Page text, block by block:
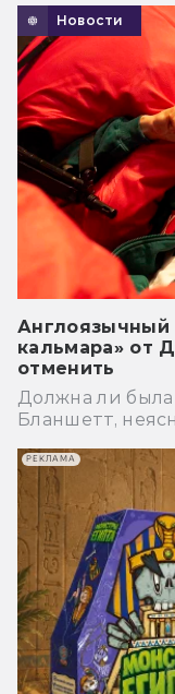
Новости
кальмара» от
отменить
Должна ли
Бланшетт,
РЕКЛАМА